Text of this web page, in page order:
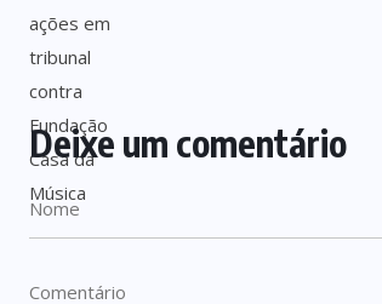
Deixe um comentário